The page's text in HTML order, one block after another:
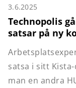
3.6.2025
Technopolis
satsar på ny
satsa i sitt
man en andra